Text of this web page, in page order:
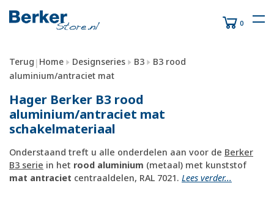
0
Terug | Home Designseries B3
B3 rood
aluminium/antraciet mat
Hager Berker B3 rood
aluminium/antraciet mat
schakelmateriaal
Onderstaand treft u alle onderdelen aan voor de Berker
B3 serie in het rood aluminium (metaal) met kunststof
mat antraciet centraaldelen, RAL 7021. Lees verder...